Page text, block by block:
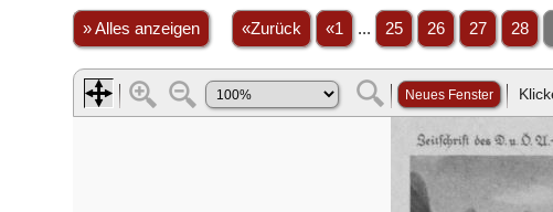
» Alles anzeigen «Zurück «1 ... 25 26 27 28